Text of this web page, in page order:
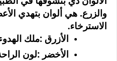
والزرع. هي ألوان بتهدي
الاسترخاء.
الأزرق :ملك
الأخضر :لون